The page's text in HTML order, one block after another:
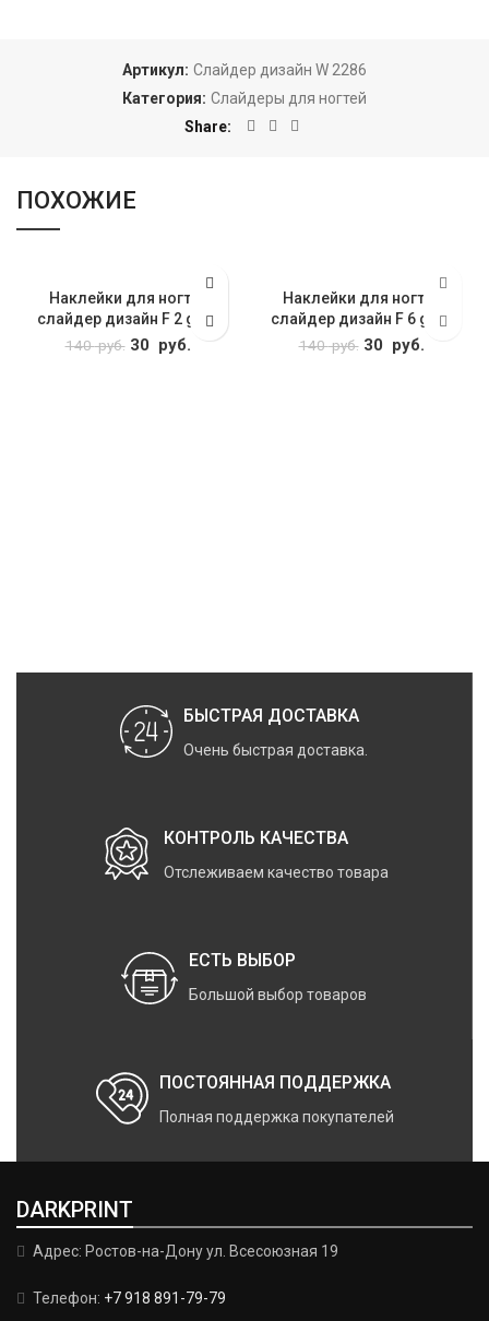
Артикул: Слайдер дизайн W 2286
Категория: Слайдеры для ногтей
Share
ПОХОЖИЕ
Наклейки для ногтей
слайдер дизайн F 2 gold
140руб. Первоначальная
30 руб.
Наклейки для ногтей
слайдер дизайн F 6 gold
140руб. Первоначальная
30 руб.
БЫСТРАЯ ДОСТАВКА
Очень быстрая доставка.
КОНТРОЛЬ КАЧЕСТВА
Отслеживаем качество товара
ЕСТЬ ВЫБОР
Большой выбор товаров
ПОСТОЯННАЯ ПОДДЕРЖКА
Полная поддержка покупателей
DARKPRINT
Адрес: Ростов-на-Дону ул. Всесоюзная 19
Телефон: +7 918 891-79-79